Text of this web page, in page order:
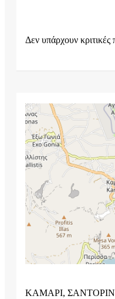
Δεν υπάρχουν κριτικές
ΚΑΜΑΡΙ,